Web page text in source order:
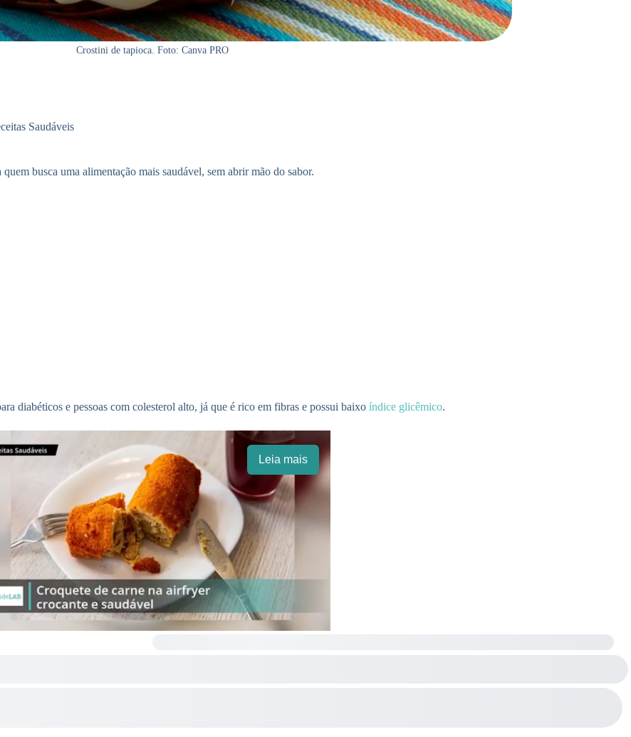
Crostini de tapioca. Foto: Canva PRO
Saudáveis
busca uma alimentação mais saudável, sem abrir mão do sabor.
diabéticos e pessoas com colesterol alto, já que é rico em fibras e possui baixo índice glicêmico.
Leia mais